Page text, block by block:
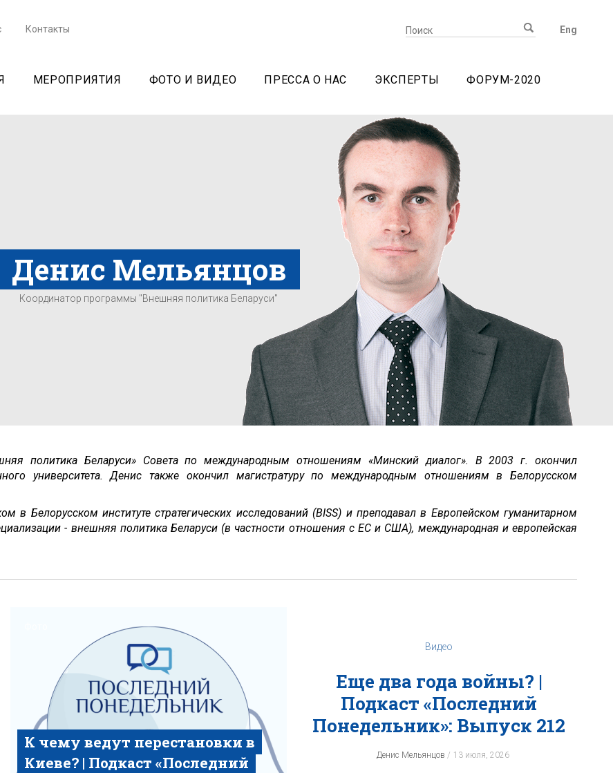
Eng
Контакты
МЕРОПРИЯТИЯ ФОТО И ВИДЕО ПРЕССА О НАС ЭКСПЕРТЫ ФОРУМ-2020
Денис Мельянцов
Координатор программы "Внешняя политика Беларуси"
политика Беларуси» Совета по международным отношениям «Минский диалог». В 2003 г. окончил
университета. Денис также окончил магистратуру по международным отношениям в Белорусском
в Белорусском институте стратегических исследований (BISS) и преподавал в Европейском гуманитарном
- внешняя политика Беларуси (в частности отношения с ЕС и США), международная и европейская
К чему ведут перестановки в
Киеве? | Подкаст «‎Последний
Видео
Еще два года войны? |
Подкаст «‎Последний
Понедельник»‎: Выпуск 212
Денис Мельянцов 13 июля, 2026